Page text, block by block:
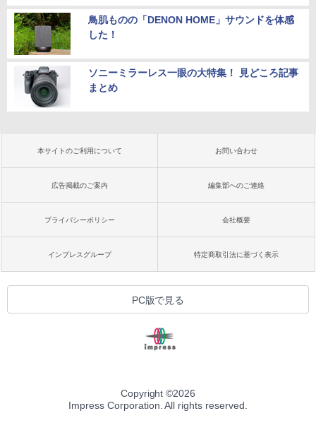
鳥肌ものの「DENON HOME」サウンドを体感
した！
ソニーミラーレス一眼の大特集！ 見どころ記事
まとめ
本サイトのご利用について お問い合わせ
広告掲載のご案内 編集部へのご連絡
プライバシーポリシー 会社概要
インプレスグループ 特定商取引法に基づく表示
PC版で見る
Copyright ©2026
Impress Corporation. All rights reserved.